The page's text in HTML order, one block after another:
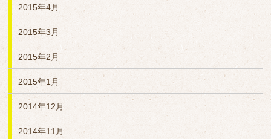
2015年4月
2015年3月
2015年2月
2015年1月
2014年12月
2014年11月